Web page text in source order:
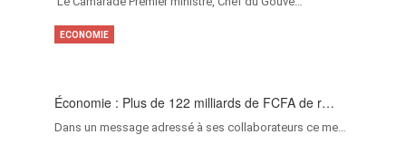
Économie : Plus de 122 milliards de FCFA de r…
Dans un message adressé à ses collaborateurs ce me…
ECONOMIE